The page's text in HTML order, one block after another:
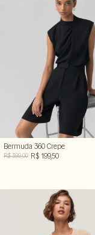
Bermuda 360 Crepe
R$ 399,00 R$ 199,50